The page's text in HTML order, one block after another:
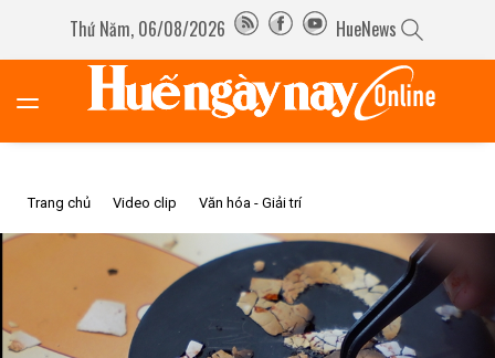
Thứ Năm, 06/08/2026 HueNews
Trang chủ Video clip Văn hóa - Giải trí